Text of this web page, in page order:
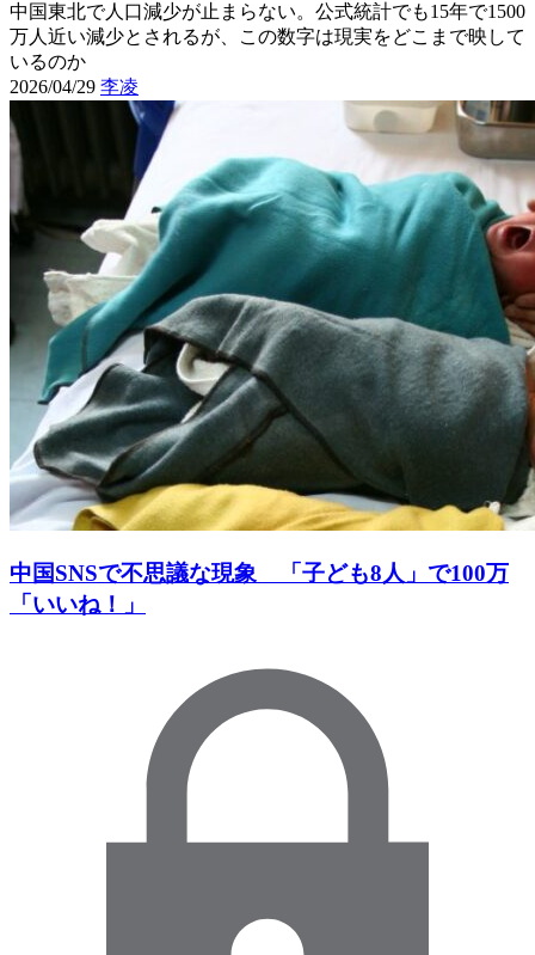
中国東北で人口減少が止まらない。公式統計でも15年で1500
万人近い減少とされるが、この数字は現実をどこまで映して
いるのか
2026/04/29 李凌
中国SNSで不思議な現象 「子ども8人」で100万
「いいね！」